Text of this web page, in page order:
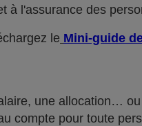
l'assurance des
le Mini-guide
une allocation…
compte pour toute